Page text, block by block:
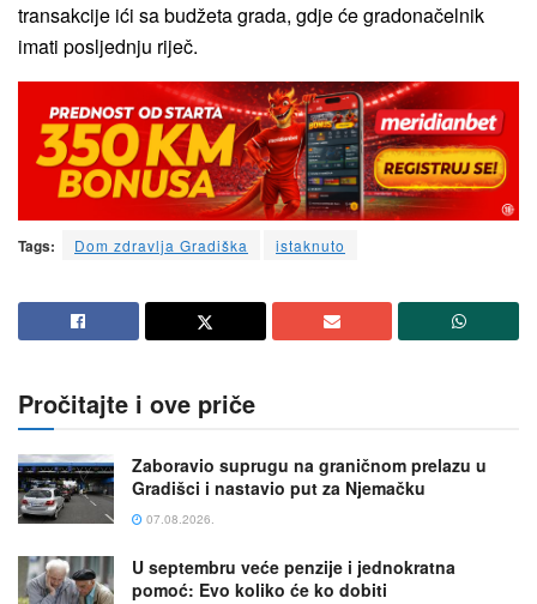
transakcije ići sa budžeta grada, gdje će gradonačelnik
imati posljednju riječ.
Tags: Dom zdravlja Gradiška istaknuto
Pročitajte i ove priče
Zaboravio suprugu na graničnom prelazu u
Gradišci i nastavio put za Njemačku
07.08.2026.
U septembru veće penzije i jednokratna
pomoć: Evo koliko će ko dobiti